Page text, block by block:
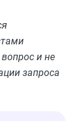
и не
запроса